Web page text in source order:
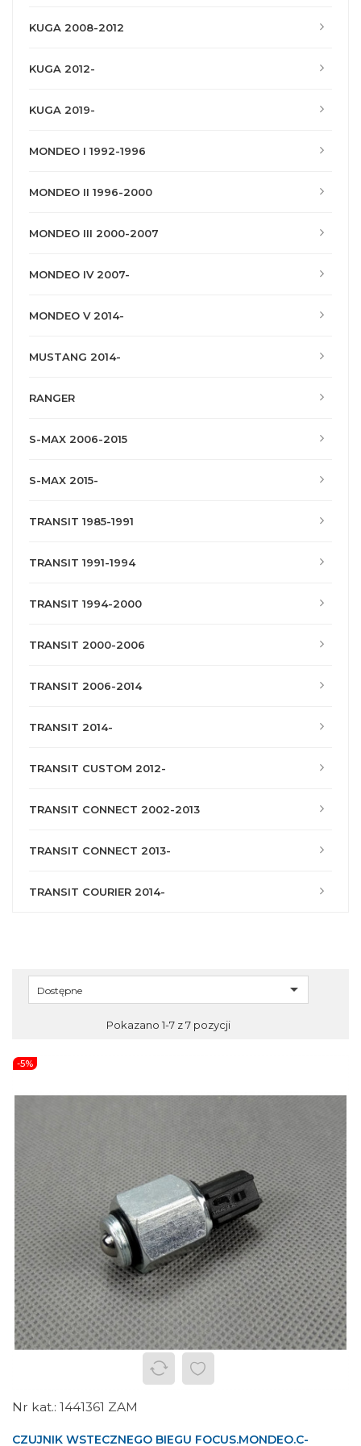
KUGA 2008-2012
KUGA 2012-
KUGA 2019-
MONDEO I 1992-1996
MONDEO II 1996-2000
MONDEO III 2000-2007
MONDEO IV 2007-
MONDEO V 2014-
MUSTANG 2014-
RANGER
S-MAX 2006-2015
S-MAX 2015-
TRANSIT 1985-1991
TRANSIT 1991-1994
TRANSIT 1994-2000
TRANSIT 2000-2006
TRANSIT 2006-2014
TRANSIT 2014-
TRANSIT CUSTOM 2012-
TRANSIT CONNECT 2002-2013
TRANSIT CONNECT 2013-
TRANSIT COURIER 2014-
Dostępne 
Pokazano 1-7 z 7 pozycji
-5%
1441361 ZAM
CZUJNIK WSTECZNEGO BIEGU FOCUS.MONDEO.C-